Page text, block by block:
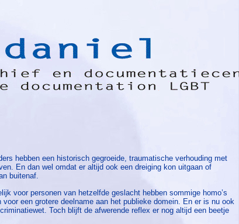
hebben een historisch gegroeide, traumatische verhouding met
En dan wel omdat er altijd ook een dreiging kon uitgaan of
buitenaf.
voor personen van hetzelfde geslacht hebben sommige homo’s
een grotere deelname aan het publieke domein. En er is nu ook
Toch blijft de afwerende reflex er nog altijd een beetje